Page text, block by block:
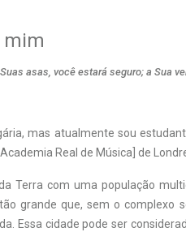
mim
asas, você estará seguro; a Sua
mas atualmente sou
Real de Música] de
Terra com uma população
grande que, sem o complexo
Essa cidade pode ser